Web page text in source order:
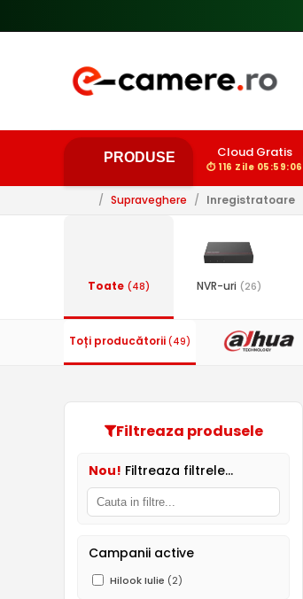
PRODUSE Cloud Gratis
⏱ 116 Zile 05:59:05
/ Supraveghere / Inregistratoare
Toate (48) NVR-uri (26)
Toți producătorii (49)
Filtreaza produsele
Nou! Filtreaza filtrele...
Campanii active
Hilook Iulie (2)